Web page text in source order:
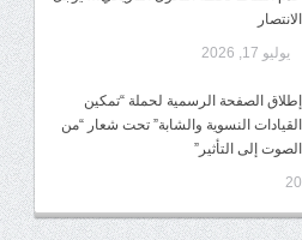
الانتصار
يوليو 17, 2026
إطلاق الصفحة الرسمية لحملة “تمكين
القيادات النسوية والشابة” تحت شعار “من
الصوت إلى التأثير”